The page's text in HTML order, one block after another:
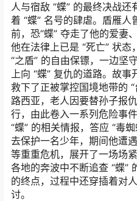
人与宿敌 “蝶” 的最终决战
着 “蝶” 名号的肆虐。盾雁
前，恐“蝶” 夺走了他的爱妻
他在法律上已是 “死亡” 状
“之盾” 的自由保镖，一边坚
上向 “蝶” 复仇的道路。故
救下了正被掌控国境地带的
路西亚，老人因要替孙子报
行，由此卷入一系列危险事
“蝶” 的相关情报，答应 “毒
去保护一名少年，期间他遭
等重重危机，展开了一场场
各地的奔波中不断追查 “蝶”
的终点，过程中还穿插着对
讨。